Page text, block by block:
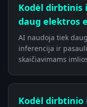
Kodėl
daug elektros
AI naudoja tiek
inferencija ir
skaičiavimams
Kodėl